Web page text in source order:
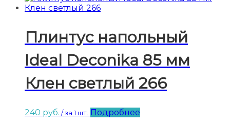
Плинтус напольный
Ideal Deconika 85 мм
Клен светлый 266
240 руб. / за 1 шт. Подробнее